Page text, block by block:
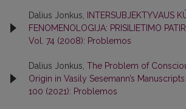
Dalius Jonkus,
INTERSUBJEKTYVAUS
FENOMENOLOGIJA: PRISILIETIMO
Vol. 74 (2008): Problemos
Dalius Jonkus, The Problem of
Origin in Vasily Sesemann’s Manuscripts
100 (2021): Problemos